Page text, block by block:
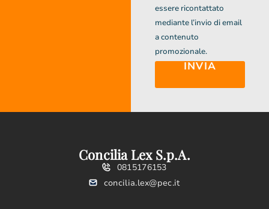
essere ricontattato
mediante l’invio di email
a contenuto
promozionale.
INVIA
Concilia Lex S.p.A.
0815176153
concilia.lex@pec.it